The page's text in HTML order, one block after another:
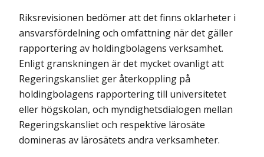
Riksrevisionen bedömer att det finns oklarheter i
ansvarsfördelning och omfattning när det gäller
rapportering av holdingbolagens verksamhet.
Enligt granskningen är det mycket ovanligt att
Regeringskansliet ger återkoppling på
holdingbolagens rapportering till universitetet
eller högskolan, och myndig­hetsdialogen mellan
Regeringskansliet och respektive lärosäte
domineras av lärosätets andra verksamheter.